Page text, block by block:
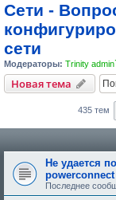
Сети -
сети
Модераторы: Trinity
Новая тема
435 тем
Не удается
powerconnect
Последнее